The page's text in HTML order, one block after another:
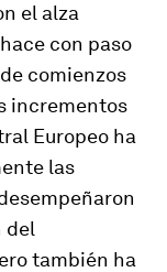
el alza
con paso
comienzos
incrementos
Europeo ha
las
del
también ha